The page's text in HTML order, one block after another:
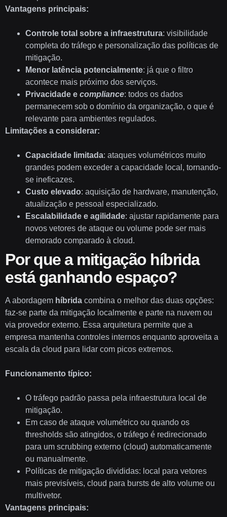
Vantagens principais:
Controle total sobre a infraestrutura: visibilidade
completa do tráfego e personalização das políticas de
mitigação.
Menor latência potencialmente: já que o filtro
acontece mais próximo dos serviços.
Privacidade e compliance: todos os dados
permanecem sob o domínio da organização, o que é
relevante para ambientes regulados.
Limitações a considerar:
Capacidade limitada: ataques volumétricos muito
grandes podem exceder a capacidade local, tornando-
se ineficazes.
Custo elevado: aquisição de hardware, manutenção,
atualização e pessoal especializado.
Escalabilidade e agilidade: ajustar rapidamente para
novos vetores de ataque ou volume pode ser mais
demorado comparado à cloud.
Por que a mitigação híbrida
está ganhando espaço?
A abordagem híbrida combina o melhor das duas opções:
faz-se parte da mitigação localmente e parte na nuvem ou
via provedor externo. Essa arquitetura permite que a
empresa mantenha controles internos enquanto aproveita a
escala da cloud para lidar com picos extremos.
Funcionamento típico:
O tráfego padrão passa pela infraestrutura local de
mitigação.
Em caso de ataque volumétrico ou quando os
thresholds são atingidos, o tráfego é redirecionado
para um scrubbing externo (cloud) automaticamente
ou manualmente.
Políticas de mitigação divididas: local para vetores
mais previsíveis, cloud para bursts de alto volume ou
multivetor.
Vantagens principais: